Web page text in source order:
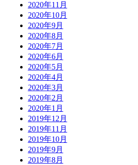
2020年11月
2020年10月
2020年9月
2020年8月
2020年7月
2020年6月
2020年5月
2020年4月
2020年3月
2020年2月
2020年1月
2019年12月
2019年11月
2019年10月
2019年9月
2019年8月